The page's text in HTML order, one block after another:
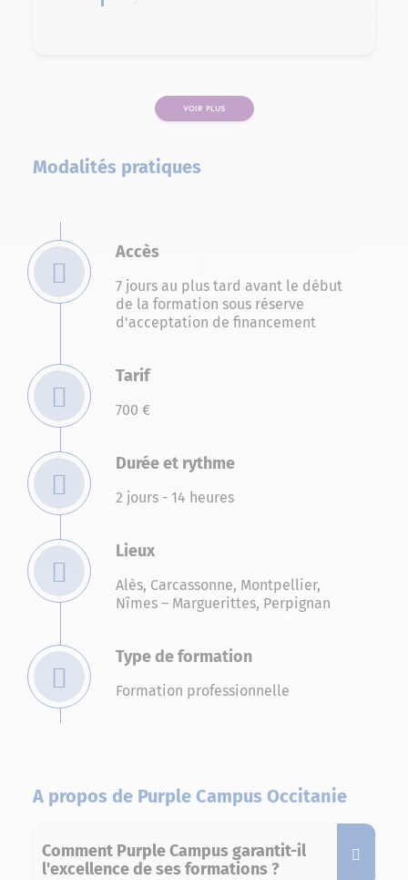
VOIR PLUS
Modalités pratiques
Accès
7 jours au plus tard avant le début
de la formation sous réserve
d'acceptation de financement
Tarif
700 €
Durée et rythme
2 jours - 14 heures
Lieux
Alès, Carcassonne, Montpellier,
Nîmes – Marguerittes, Perpignan
Type de formation
Formation professionnelle
A propos de Purple Campus Occitanie
Comment Purple Campus garantit-il
l'excellence de ses formations ?